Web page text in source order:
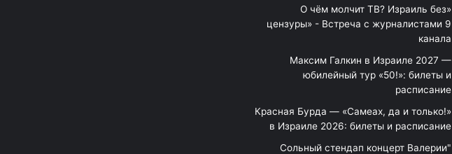
«О чём молчит ТВ? Израиль без
цензуры» - Встреча с журналистами 9
канала
Максим Галкин в Израиле 2027 —
юбилейный тур «50!»: билеты и
расписание
Красная Бурда — «Самеах, да и только!»
в Израиле 2026: билеты и расписание
"Сольный стендап концерт Валерии